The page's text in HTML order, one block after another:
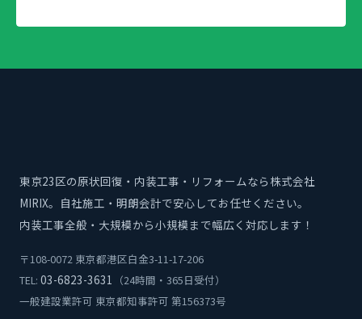
東京23区の原状回復・内装工事・リフォームなら株式会社
MIRIX。自社施工・明朗会計で安心してお任せください。
内装工事全般・大規模から小規模まで幅広く対応します！
〒108-0072 東京都港区白金3-11-17-206
TEL: 03-6823-3631
（24時間・365日受付）
一般建設業許可 東京都知事許可 第156373号